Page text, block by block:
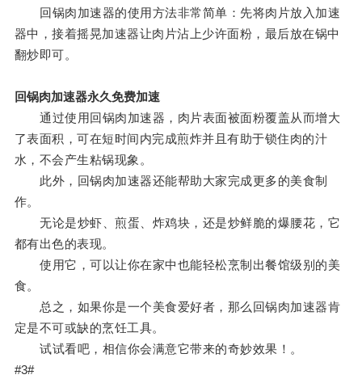
回锅肉加速器的使用方法非常简单：先将肉片放入加速
器中，接着摇晃加速器让肉片沾上少许面粉，最后放在锅中
翻炒即可。
回锅肉加速器永久免费加速
通过使用回锅肉加速器，肉片表面被面粉覆盖从而增大
了表面积，可在短时间内完成煎炸并且有助于锁住肉的汁
水，不会产生粘锅现象。
此外，回锅肉加速器还能帮助大家完成更多的美食制
作。
无论是炒虾、煎蛋、炸鸡块，还是炒鲜脆的爆腰花，它
都有出色的表现。
使用它，可以让你在家中也能轻松烹制出餐馆级别的美
食。
总之，如果你是一个美食爱好者，那么回锅肉加速器肯
定是不可或缺的烹饪工具。
试试看吧，相信你会满意它带来的奇妙效果！。
#3#